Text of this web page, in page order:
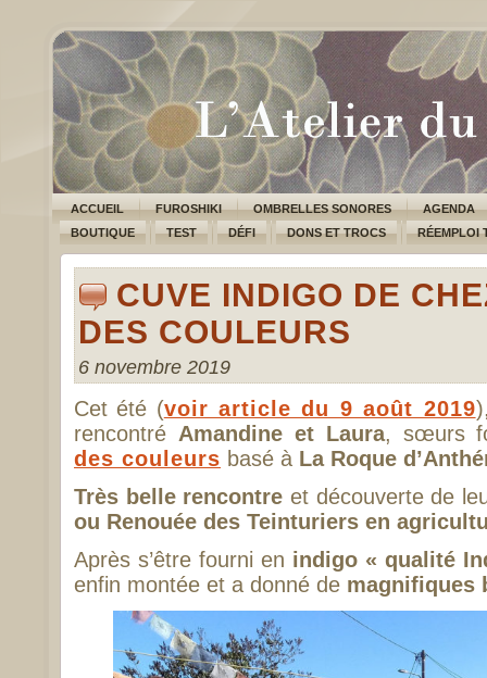
ACCUEIL FUROSHIKI OMBRELLES SONORES
AGENDA
BOUTIQUE
TEST DÉFI DONS ET TROCS RÉEMPLOI
CUVE INDIGO DE
DES COULEURS
6 novembre 2019
Cet été (voir article du 9 août 2019
rencontré Amandine et Laura, sœurs
des couleurs basé à La Roque
Très belle rencontre et découverte de
ou Renouée des Teinturiers en
Après s’être fourni en indigo « qualité
enfin montée et a donné de magnifiques